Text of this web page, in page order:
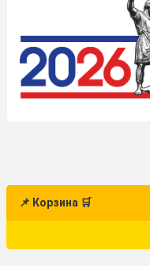
📌 Корзина 🛒